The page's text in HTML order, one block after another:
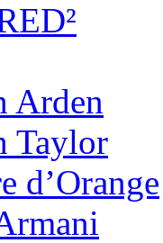
Arden
Taylor
d’Orange